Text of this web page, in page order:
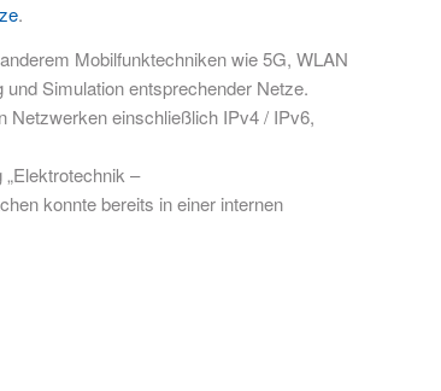
.
Mobilfunktechniken wie 5G, WLAN
Simulation entsprechender Netze.
Netzwerken einschließlich IPv4 / IPv6,
–
konnte bereits in einer internen